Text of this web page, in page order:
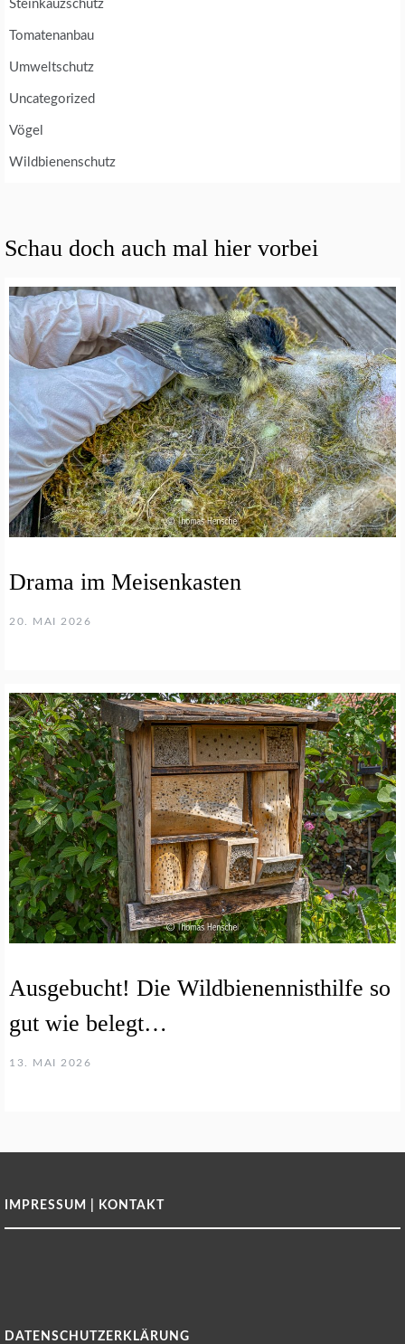
Steinkauzschutz
Tomatenanbau
Umweltschutz
Uncategorized
Vögel
Wildbienenschutz
Schau doch auch mal hier vorbei
Drama im Meisenkasten
20. MAI 2026
Ausgebucht! Die Wildbienennisthilfe so
gut wie belegt…
13. MAI 2026
IMPRESSUM | KONTAKT
DATENSCHUTZERKLÄRUNG